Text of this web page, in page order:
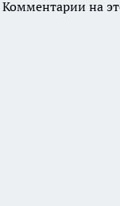
Комментарии на